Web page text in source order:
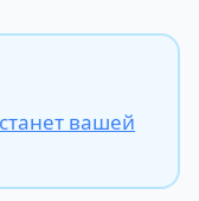
вашей